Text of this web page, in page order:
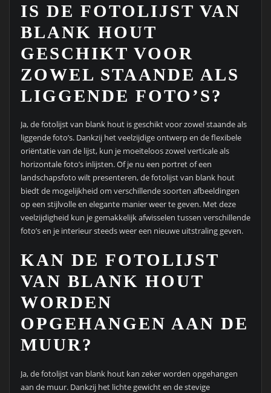
IS DE FOTOLIJST VAN
BLANK HOUT
GESCHIKT VOOR
ZOWEL STAANDE ALS
LIGGENDE FOTO’S?
Ja, de fotolijst van blank hout is geschikt voor zowel staande als
liggende foto’s. Dankzij het veelzijdige ontwerp en de flexibele
oriëntatie van de lijst, kun je moeiteloos zowel verticale als
horizontale foto’s inlijsten. Of je nu een portret of een
landschapsfoto wilt presenteren, de fotolijst van blank hout
biedt de mogelijkheid om verschillende soorten afbeeldingen
op een stijlvolle en elegante manier weer te geven. Met deze
veelzijdigheid kun je gemakkelijk afwisselen tussen verschillende
foto’s en je interieur steeds weer een nieuwe uitstraling geven.
KAN DE FOTOLIJST
VAN BLANK HOUT
WORDEN
OPGEHANGEN AAN DE
MUUR?
Ja, de fotolijst van blank hout kan zeker worden opgehangen
aan de muur. Dankzij het lichte gewicht en de stevige